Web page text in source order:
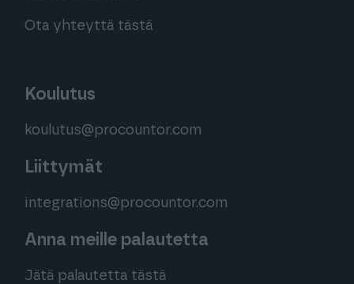
Ota yhteyttä tästä
Koulutus
koulutus@procountor.com
Liittymät
integrations@procountor.com
Anna meille palautetta
Jätä palautetta tästä